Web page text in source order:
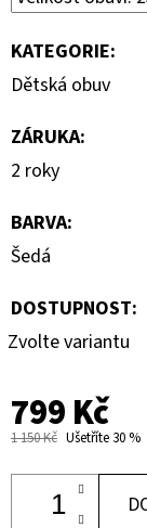
KATEGORIE:
Dětská obuv
ZÁRUKA:
2 roky
BARVA:
Šedá
DOSTUPNOST:
Zvolte variantu
799 Kč
1 150 Kč Ušetříte 30 %